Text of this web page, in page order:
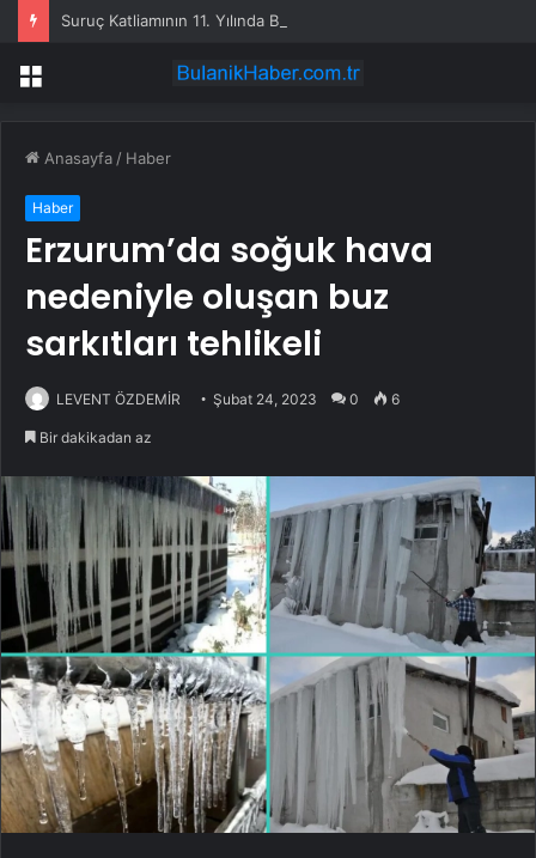
Menü
Anasayfa / Haber
Haber
Erzurum’da soğuk hava
nedeniyle oluşan buz
sarkıtları tehlikeli
LEVENT ÖZDEMİR Şubat 24, 2023 0 6
Bir dakikadan az